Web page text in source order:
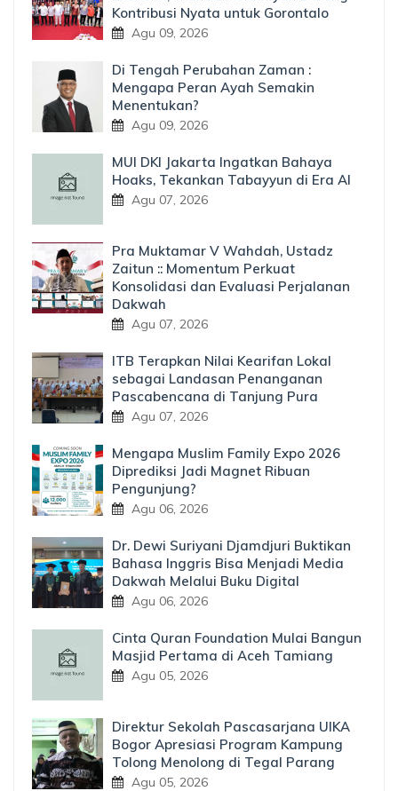
Kontribusi Nyata untuk Gorontalo
Agu 09, 2026
Di Tengah Perubahan Zaman :
Mengapa Peran Ayah Semakin
Menentukan?
Agu 09, 2026
MUI DKI Jakarta Ingatkan Bahaya
Hoaks, Tekankan Tabayyun di Era AI
Agu 07, 2026
Pra Muktamar V Wahdah, Ustadz
Zaitun :: Momentum Perkuat
Konsolidasi dan Evaluasi Perjalanan
Dakwah
Agu 07, 2026
ITB Terapkan Nilai Kearifan Lokal
sebagai Landasan Penanganan
Pascabencana di Tanjung Pura
Agu 07, 2026
Mengapa Muslim Family Expo 2026
Diprediksi Jadi Magnet Ribuan
Pengunjung?
Agu 06, 2026
Dr. Dewi Suriyani Djamdjuri Buktikan
Bahasa Inggris Bisa Menjadi Media
Dakwah Melalui Buku Digital
Agu 06, 2026
Cinta Quran Foundation Mulai Bangun
Masjid Pertama di Aceh Tamiang
Agu 05, 2026
Direktur Sekolah Pascasarjana UIKA
Bogor Apresiasi Program Kampung
Tolong Menolong di Tegal Parang
Agu 05, 2026